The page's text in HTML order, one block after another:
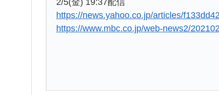
https://news.yahoo.co.jp/articles/
https://www.mbc.co.jp/web-news2/